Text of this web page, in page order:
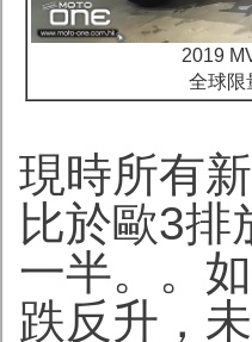
2019
全球限
現時所有
比於歐3排
一半。 。
跌反升，